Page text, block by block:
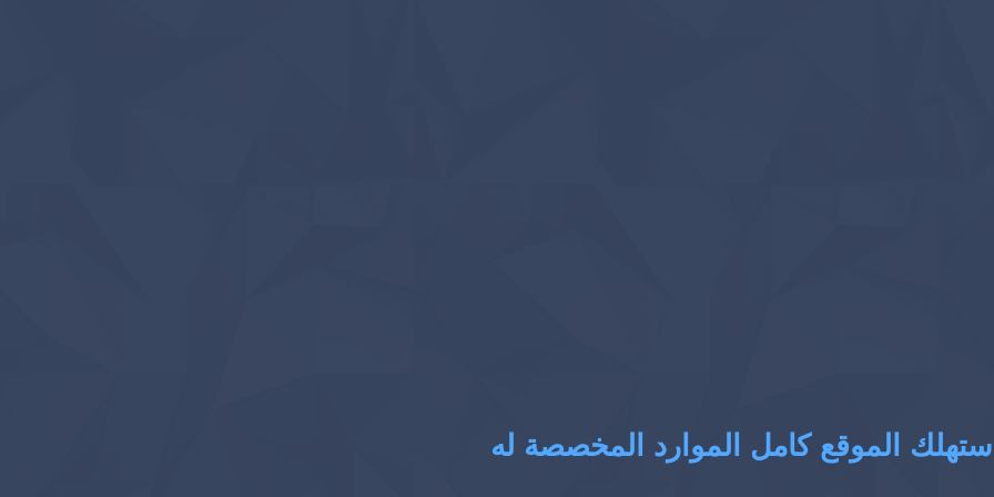
الموقع كامل الموارد المخصصة له